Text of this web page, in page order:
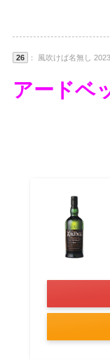
26 ： 風吹けば名無し
アードベ